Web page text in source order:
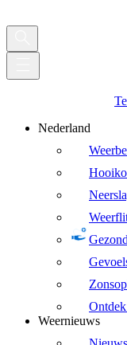
Nederland
Weernieuws